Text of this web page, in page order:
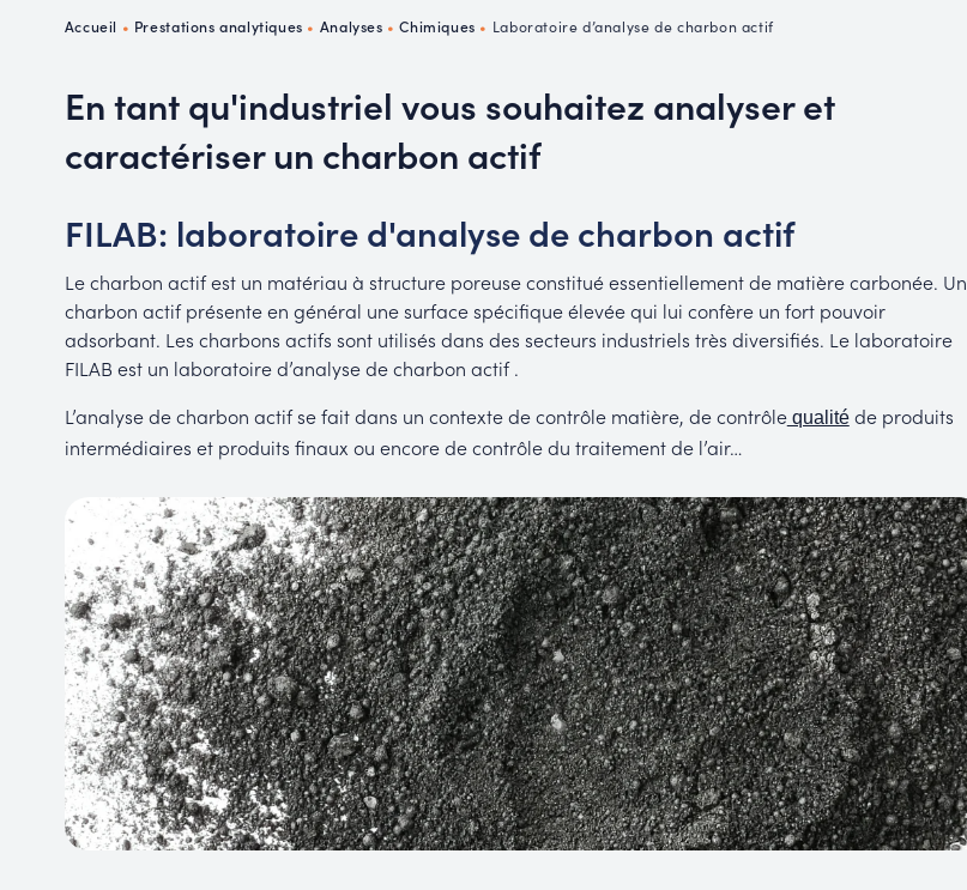
PMUC
Accueil • Prestations analytiques • Analyses •Chimiques • Laboratoire d’analyse de charbon actif
En tant qu'industriel vous souhaitez analyser et
caractériser un charbon actif
FILAB: laboratoire d'analyse de charbon actif
Le charbon actif est un matériau à structure poreuse constitué essentiellement de matière carbonée. Un
charbon actif présente en général une surface spécifique élevée qui lui confère un fort pouvoir
adsorbant. Les charbons actifs sont utilisés dans des secteurs industriels très diversifiés. Le laboratoire
FILAB est un laboratoire d’analyse de charbon actif .
L’analyse de charbon actif se fait dans un contexte de contrôle matière, de contrôlequalitéde produits
intermédiaires et produits finaux ou encore de contrôle du traitement de l’air…